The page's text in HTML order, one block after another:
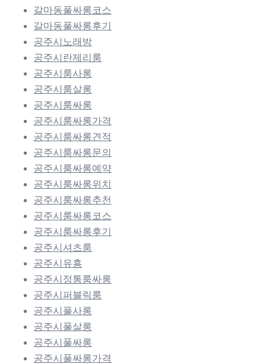
갈마동풀싸롱코스
갈마동풀싸롱후기
공주시노래방
공주시란제리룸
공주시룸사롱
공주시룸살롱
공주시룸싸롱
공주시룸싸롱가격
공주시룸싸롱견적
공주시룸싸롱문의
공주시룸싸롱예약
공주시룸싸롱위치
공주시룸싸롱추천
공주시룸싸롱코스
공주시룸싸롱후기
공주시셔츠룸
공주시유흥
공주시정통룸싸롱
공주시퍼블릭룸
공주시풀사롱
공주시풀살롱
공주시풀싸롱
공주시풀싸롱가격